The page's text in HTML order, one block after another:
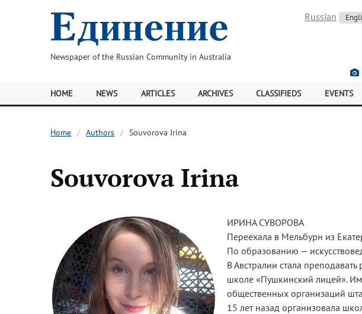
Newspaper of the Russian Community in Australia
Russian
HOME NEWS ARTICLES ARCHIVES CLASSIFIEDS EVENTS
Home Authors Souvorova Irina
Souvorova Irina
ИРИНА СУВОРОВА
Переехала в Мельбурн из
По образованию —
В Австралии стала
школе «Пушкинский лицей».
общественных организаций
15 лет назад организовала